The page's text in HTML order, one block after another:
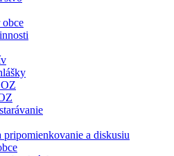
pripomienkovanie a diskusiu